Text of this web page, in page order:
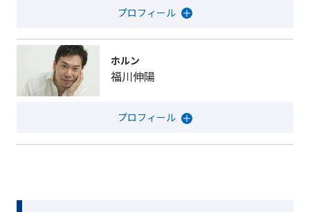
ホルン
福川伸陽